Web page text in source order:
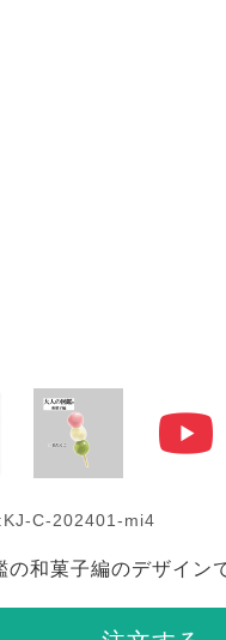
C-202401-mi4
の和菓子編のデザイン